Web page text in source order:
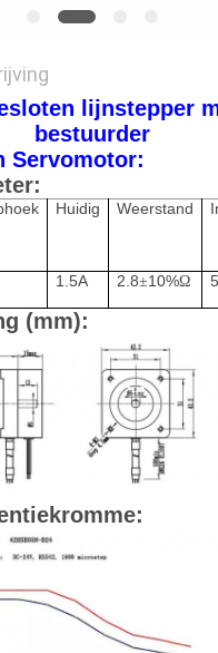
lijnstepper
bestuurder
Servomotor:
Huidig Weerstand
1.5A 2.8±10%Ω
(mm):